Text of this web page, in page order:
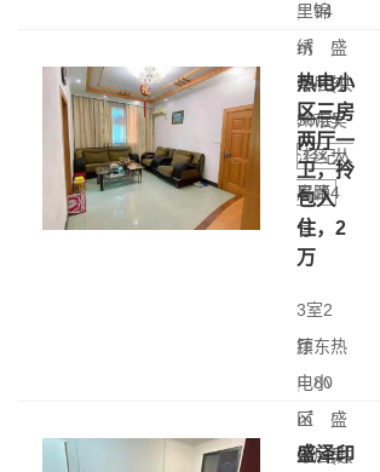
|
94
㎡
|
中层(共
30层)
经纪人
房源
里锦
绣
盛
泽 - 苏
州市吴
江区太
平路4
号
热电小
区三房
两厅一
卫，拎
包入
住，2
万
3室2
厅
|
80
㎡
|
中层(共
镇东热
电小
区
盛
泽 - 吴
盛泽印